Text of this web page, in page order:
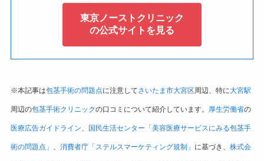
東京ノーストクリニック
の公式サイトを見る
※本記事は包茎手術の問題点に注意してさいたま市大宮区周辺、特に大宮駅
周辺の包茎手術クリニックの口コミについて紹介しています。 厚生労働省の
医療広告ガイドライン、 国民生活センター「美容医療サービスにみる包茎手
術の問題点」 、 消費者庁「ステルスマーケティング規制」 に基づき、 株式会